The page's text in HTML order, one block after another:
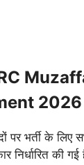
2026
पर भर्ती के लिए
निर्धारित की